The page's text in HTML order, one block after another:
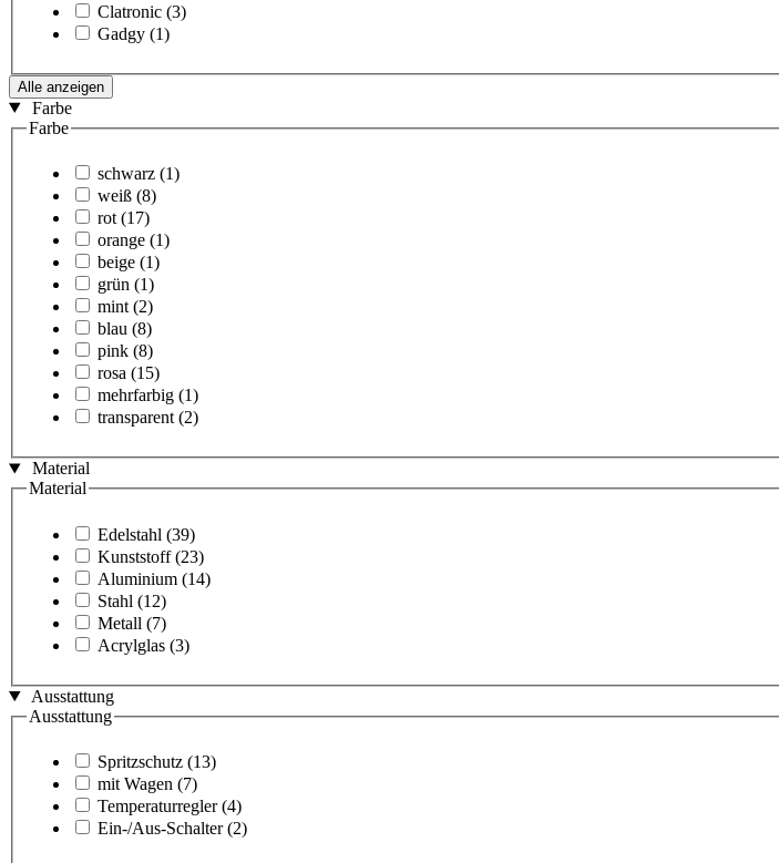
Clatronic (3)
Gadgy (1)
Alle anzeigen
Farbe
Farbe
schwarz (1)
weiß (8)
rot (17)
orange (1)
beige (1)
grün (1)
mint (2)
blau (8)
pink (8)
rosa (15)
mehrfarbig (1)
transparent (2)
Material
Material
Edelstahl (39)
Kunststoff (23)
Aluminium (14)
Stahl (12)
Metall (7)
Acrylglas (3)
Ausstattung
Ausstattung
Spritzschutz (13)
mit Wagen (7)
Temperaturregler (4)
Ein-/Aus-Schalter (2)